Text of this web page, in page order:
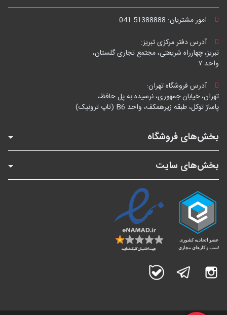
امور مشتریان: 041-51388888
آدرس دفتر مرکزی تبریز:
تبریز، چهارراه شریعتی، مجتمع تجاری گلستان،
واحد ۷
آدرس فروشگاه تهران:
تهران، خیابان جمهوری، نرسیده به پل حافظ،
پاساژ توکل، طبقه زیرهمکف، واحد B6 (تاپ ترونیک)
بخش‌های فروشگاه
بخش‌های سایت
اینستاگرام تلگرام